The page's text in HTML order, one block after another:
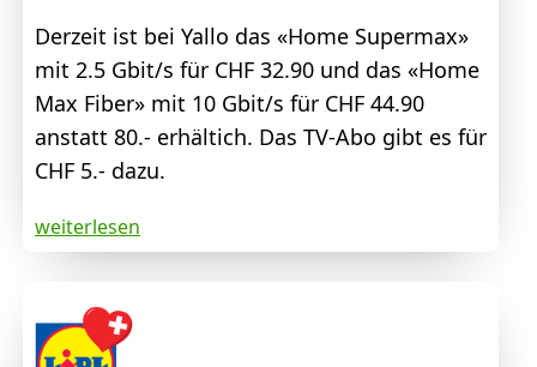
Derzeit ist bei Yallo das «Home Supermax»
mit 2.5 Gbit/s für CHF 32.90 und das «Home
Max Fiber» mit 10 Gbit/s für CHF 44.90
anstatt 80.- erhältich. Das TV-Abo gibt es für
CHF 5.- dazu.
weiterlesen